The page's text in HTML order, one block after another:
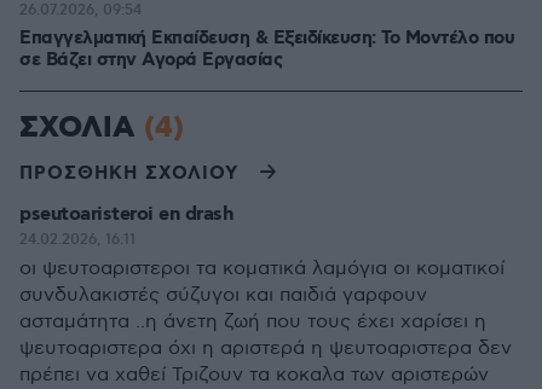
Επαγγελματική Εκπαίδευση & Εξειδίκευση: Το Mοντέλο που
σε Bάζει στην Aγορά Eργασίας
26.07.2026, 09:54
ΣΧΟΛΙΑ (4)
ΠΡΟΣΘΗΚΗ ΣΧΟΛΙΟΥ
pseutoaristeroi en drash
24.02.2026, 16:11
οι ψευτοαριστεροι τα κοματικά λαμόγια οι κοματικοί
συνδυλακιστές σύζυγοι και παιδιά γαρφουν
ασταμάτητα ..η άνετη ζωή που τους έχει χαρίσει η
ψευτοαριστερα όχι η αριστερά η ψευτοαριστερα δεν
πρέπει να χαθεί Τριζουν τα κοκαλα των αριστερών